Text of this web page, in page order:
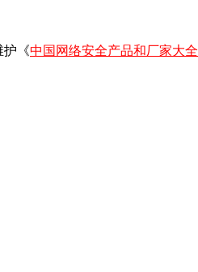
护《中国网络安全产品和厂家大全